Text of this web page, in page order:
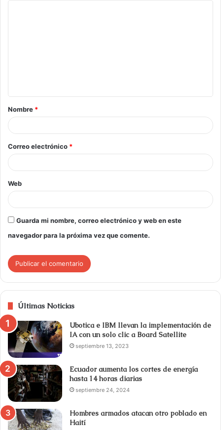
Nombre *
Correo electrónico *
Web
Guarda mi nombre, correo electrónico y web en este
navegador para la próxima vez que comente.
Últimas Noticias
Ubotica e IBM llevan la implementación de
IA con un solo clic a Board Satellite
septiembre 13, 2023
Ecuador aumenta los cortes de energía
hasta 14 horas diarias
septiembre 24, 2024
Hombres armados atacan otro poblado en
Haití